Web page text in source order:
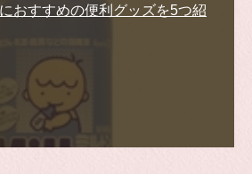
おすすめの便利グッズを5つ紹